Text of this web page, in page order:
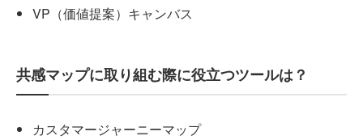
VP（価値提案）キャンバス
共感マップに取り組む際に役立つツールは？
カスタマージャーニーマップ